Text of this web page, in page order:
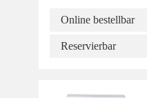
Online bestellbar
Reservierbar